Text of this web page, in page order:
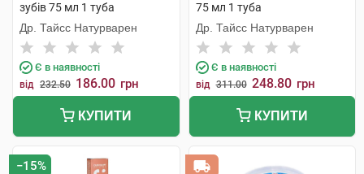
зубів 75 мл 1 туба
Др. Тайсс Натурварен
Є в наявності
від 232.50 186.00 грн
КУПИТИ
75 мл 1 туба
Др. Тайсс Натурварен
Є в наявності
від 311.00 248.80 грн
КУПИТИ
−15%